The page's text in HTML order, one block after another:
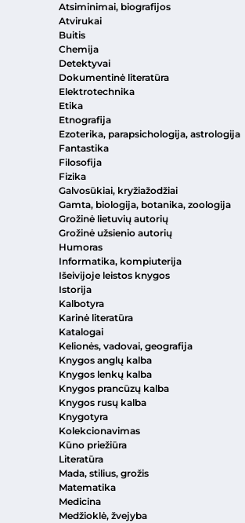
Atsiminimai, biografijos
Atvirukai
Buitis
Chemija
Detektyvai
Dokumentinė literatūra
Elektrotechnika
Etika
Etnografija
Ezoterika, parapsichologija, astrologija
Fantastika
Filosofija
Fizika
Galvosūkiai, kryžiažodžiai
Gamta, biologija, botanika, zoologija
Grožinė lietuvių autorių
Grožinė užsienio autorių
Humoras
Informatika, kompiuterija
Išeivijoje leistos knygos
Istorija
Kalbotyra
Karinė literatūra
Katalogai
Kelionės, vadovai, geografija
Knygos anglų kalba
Knygos lenkų kalba
Knygos prancūzų kalba
Knygos rusų kalba
Knygotyra
Kolekcionavimas
Kūno priežiūra
Literatūra
Mada, stilius, grožis
Matematika
Medicina
Medžioklė, žvejyba